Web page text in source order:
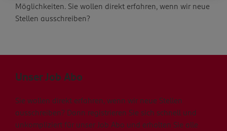
Möglichkeiten. Sie wollen direkt erfahren, wenn wir neue
Stellen ausschreiben?
Unser Job Abo
Sie wollen direkt erfahren, wenn wir neue Stellen
ausschreiben? Dann registrieren Sie sich schnell und
unkompliziert für unser Job Abo und erhalten Sie alle